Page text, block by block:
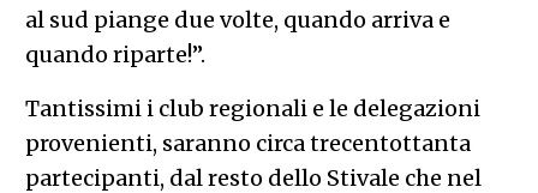
al sud piange due volte, quando arriva e
quando riparte!”.
Tantissimi i club regionali e le delegazioni
provenienti, saranno circa trecentottanta
partecipanti, dal resto dello Stivale che nel